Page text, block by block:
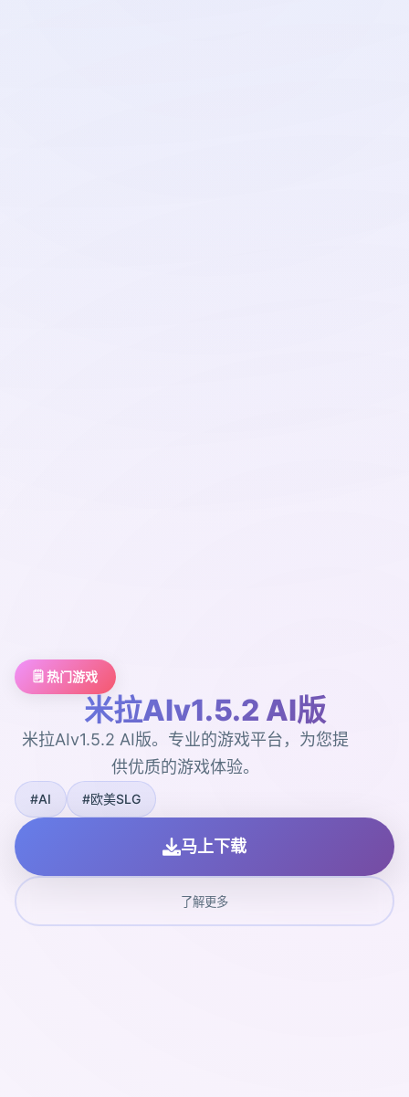
🗒️ 热门游戏
米拉AIv1.5.2 AI版
米拉AIv1.5.2 AI版。专业的游戏平台，为您提
供优质的游戏体验。
#AI #欧美SLG
马上下载
了解更多